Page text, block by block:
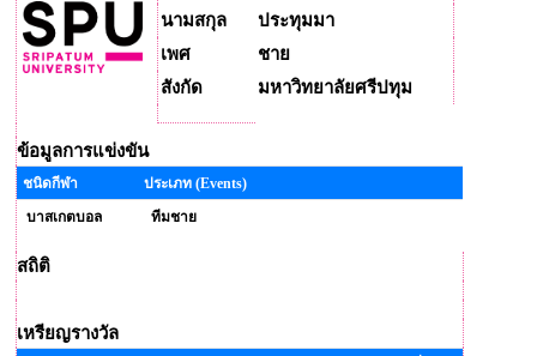
นามสกุล
ประทุมมา
เพศ
ชาย
สังกัด
มหาวิทยาลัยศรีปทุม
ข้อมูลการแข่งขัน
ชนิดกีฬา
ประเภท (Events)
บาสเกตบอล
ทีมชาย
สถิติ
เหรียญรางวัล